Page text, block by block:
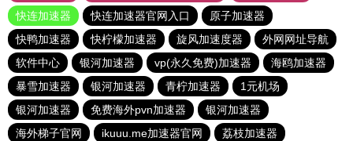
快连加速器
快连加速器官网入口
原子加速器
快鸭加速器
快柠檬加速器 旋风加速度器
外网网址导航
软件中心
银河加速器 vp(永久免费)加速器
海鸥加速器
暴雪加速器
银河加速器 青柠加速器
1元机场
银河加速器
免费海外pvn加速器
银河加速器
海外梯子官网
ikuuu.me加速器官网
荔枝加速器